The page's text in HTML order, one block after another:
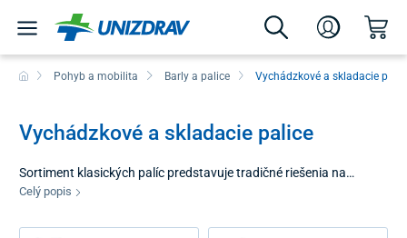
Pohyb a mobilita Barly a palice Vychádzkové a skladacie
Vychádzkové a skladacie palice
Sortiment klasických palíc predstavuje tradičné riešenia na
mechanickú podporu stability a rovnováhy pri chôdzi. Tieto
oporný bod a napomohli k lepšiemu rozloženiu telesnej
Celý popis